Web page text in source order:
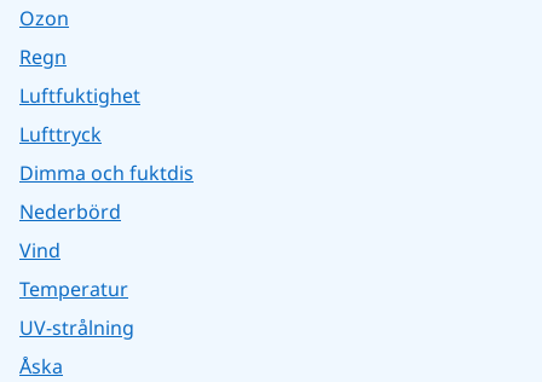
Ozon
Regn
Luftfuktighet
Lufttryck
Dimma och fuktdis
Nederbörd
Vind
Temperatur
UV-strålning
Åska